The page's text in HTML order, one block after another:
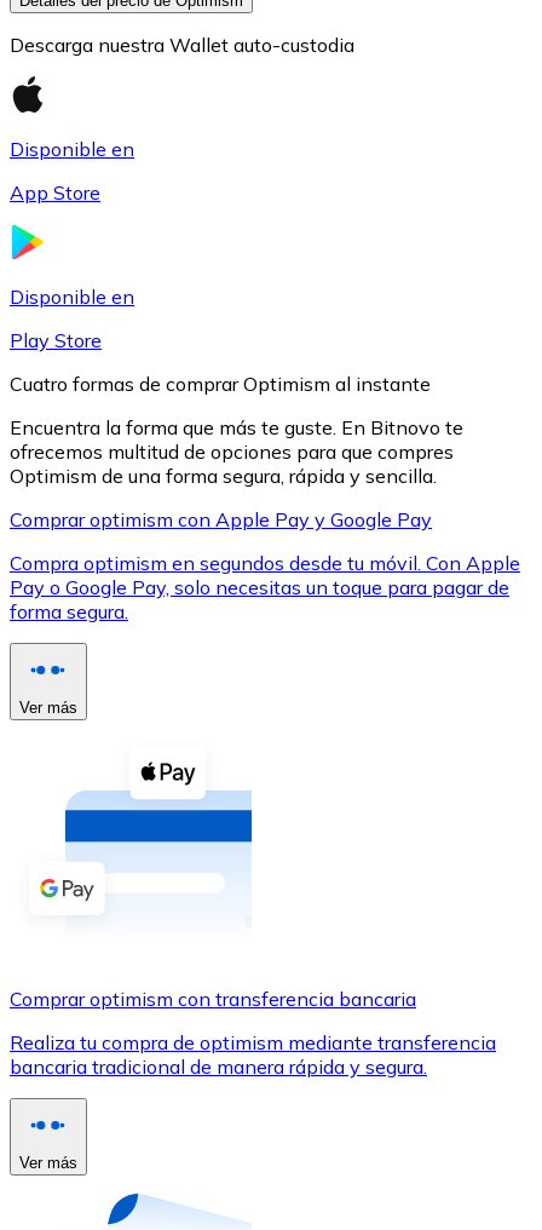
XRP
XRP
Ver todo
Compra criptomonedas con efectivo en tu tienda más
Comprar con efectivo
Transferencia SEPA
Utiliza tarjetas Visa y Mastercard para comprar
Comprar con tarjeta
Descarga nuestra Wallet auto-custodia
Disponible en
App Store
Disponible en
Play Store
Cuatro formas de comprar Optimism al instante
Encuentra la forma que más te guste. En Bitnovo te
ofrecemos multitud de opciones para que compres
Optimism de una forma segura, rápida y sencilla.
Comprar optimism con Apple Pay y Google Pay
Compra optimism en segundos desde tu móvil. Con Apple
Pay o Google Pay, solo necesitas un toque para pagar de
forma segura.
Ver más
Comprar optimism con transferencia bancaria
Realiza tu compra de optimism mediante transferencia
bancaria tradicional de manera rápida y segura.
Ver más